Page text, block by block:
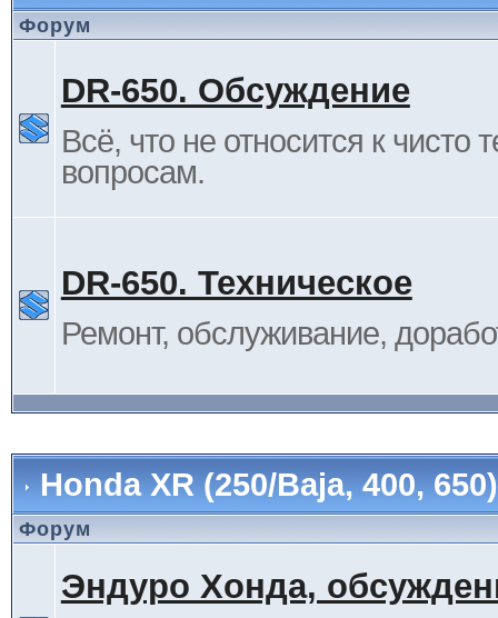
Форум
DR-650. Обсуждение
Всё, что не относится к чисто
вопросам.
DR-650. Техническое
Ремонт, обслуживание,
Honda XR (250/Baja, 400,
Форум
Эндуро Хонда,